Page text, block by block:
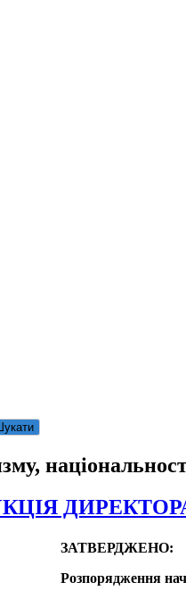
ЗАТВЕРДЖЕНО:
Розпорядження